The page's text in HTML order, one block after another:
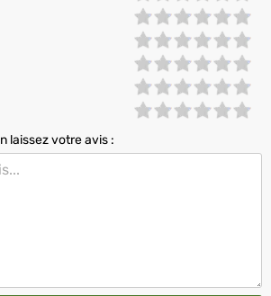
laissez votre avis :